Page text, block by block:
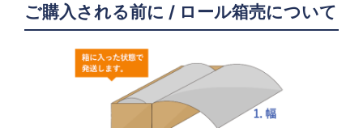
ご購入される前に / ロール箱売について